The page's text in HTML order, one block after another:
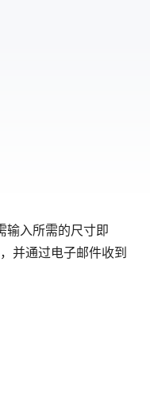
输入所需的尺寸即
并通过电子邮件收到